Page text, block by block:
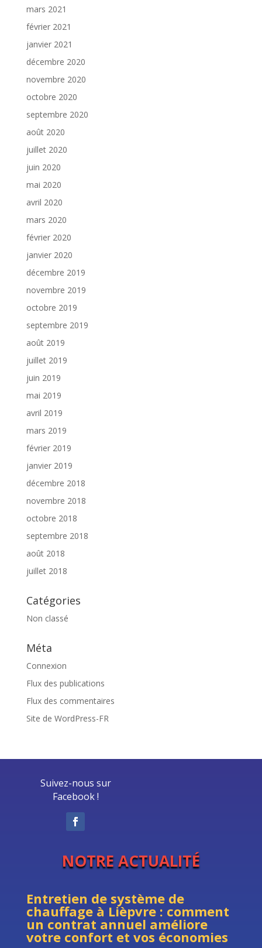
mars 2021
février 2021
janvier 2021
décembre 2020
novembre 2020
octobre 2020
septembre 2020
août 2020
juillet 2020
juin 2020
mai 2020
avril 2020
mars 2020
février 2020
janvier 2020
décembre 2019
novembre 2019
octobre 2019
septembre 2019
août 2019
juillet 2019
juin 2019
mai 2019
avril 2019
mars 2019
février 2019
janvier 2019
décembre 2018
novembre 2018
octobre 2018
septembre 2018
août 2018
juillet 2018
Catégories
Non classé
Méta
Connexion
Flux des publications
Flux des commentaires
Site de WordPress-FR
Suivez-nous sur
Facebook !
NOTRE ACTUALITÉ
Entretien de système de
chauffage à Lièpvre : comment
un contrat annuel améliore
votre confort et vos économies